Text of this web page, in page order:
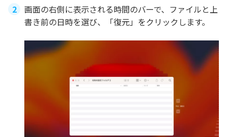
画面の右側に表示される時間のバーで、ファイルと上
書き前の日時を選び、「復元」をクリックします。